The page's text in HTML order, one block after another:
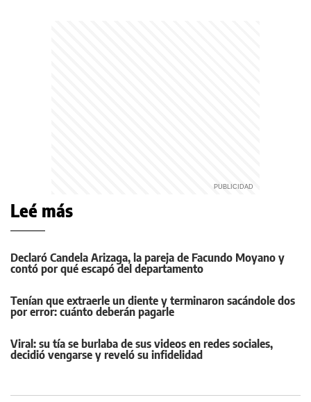
Leé más
Declaró Candela Arizaga, la pareja de Facundo Moyano y
contó por qué escapó del departamento
Tenían que extraerle un diente y terminaron sacándole dos
por error: cuánto deberán pagarle
Viral: su tía se burlaba de sus videos en redes sociales,
decidió vengarse y reveló su infidelidad